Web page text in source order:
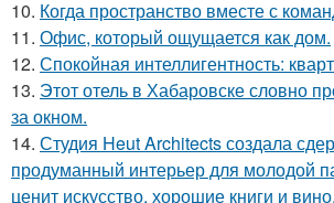
10. Когда пространство вместе с
11. Офис, который ощущается как дом.
12. Спокойная интеллигентность:
13. Этот отель в Хабаровске словно
за окном.
14. Студия Heut Architects создала
продуманный интерьер для молодой
ценит искусство, хорошие книги и вино.